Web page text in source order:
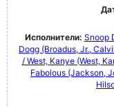
Исполнители: Snoop
Dogg (Broadus, Jr.,
/ West, Kanye (West,
Fabolous (Jackson,